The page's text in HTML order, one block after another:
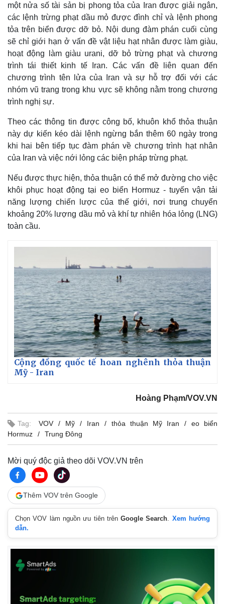
Kinh tế
Bất động sản
Khởi nghiệp
Thị trường
Giá vàng
Tiêu dùng
Tỷ giá
một nửa số tài sản bị phong tỏa của Iran được giải ngân,
các lệnh trừng phạt dầu mỏ được đình chỉ và lệnh phong
tỏa trên biển được dỡ bỏ. Nội dung đàm phán cuối cùng
sẽ chỉ giới hạn ở vấn đề vật liệu hạt nhân được làm giàu,
hoạt động làm giàu urani, dỡ bỏ trừng phạt và chương
trình tái thiết kinh tế Iran. Các vấn đề liên quan đến
chương trình tên lửa của Iran và sự hỗ trợ đối với các
nhóm vũ trang trong khu vực sẽ không nằm trong chương
trình nghị sự.
Theo các thông tin được công bố, khuôn khổ thỏa thuận
này dự kiến kéo dài lệnh ngừng bắn thêm 60 ngày trong
khi hai bên tiếp tục đàm phán về chương trình hạt nhân
của Iran và việc nới lỏng các biện pháp trừng phạt.
Nếu được thực hiện, thỏa thuận có thể mở đường cho việc
khôi phục hoạt động tại eo biển Hormuz - tuyến vận tải
năng lượng chiến lược của thế giới, nơi trung chuyển
khoảng 20% lượng dầu mỏ và khí tự nhiên hóa lỏng (LNG)
toàn cầu.
Cộng đồng quốc tế hoan nghênh thỏa thuận
Mỹ - Iran
Hoàng Phạm/VOV.VN
Tag: VOV Mỹ Iran thỏa thuận Mỹ Iran
eo biển
Hormuz
Trung Đông
Mời quý độc giả theo dõi VOV.VN trên
Thêm VOV trên Google
Chọn VOV làm nguồn ưu tiên trênGoogle Search. Xem hướng
dẫn.